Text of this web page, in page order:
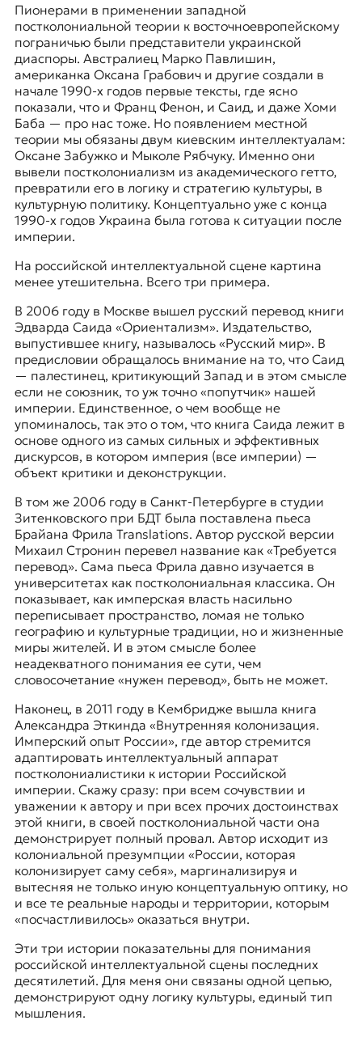
Пионерами в применении западной
постколониальной теории к восточноевропейскому
пограничью были представители украинской
диаспоры. Австралиец Марко Павлишин,
американка Оксана Грабовичи другие создали в
начале 1990-х годов первые тексты, где ясно
показали, что и Франц Фенон, и Саид, и даже Хоми
Баба — про нас тоже. Но появлением местной
теории мы обязаны двум киевским интеллектуалам:
Оксане Забужкои Мыколе Рябчуку. Именно они
вывели постколониализм из академического гетто,
превратили его в логику и стратегию культуры, в
культурную политику. Концептуально уже с конца
1990-х годов Украина была готова к ситуации после
империи.
На российской интеллектуальной сцене картина
менее утешительна. Всего три примера.
В 2006 году в Москве вышел русский перевод книги
Эдварда Саида «Ориентализм». Издательство,
выпустившее книгу, называлось «Русский мир». В
предисловии обращалось внимание на то, что Саид
— палестинец, критикующий Запад и в этом смысле
если не союзник, то уж точно «попутчик» нашей
империи. Единственное, о чем вообще не
упоминалось, так это о том, что книга Саида лежит в
основе одного из самых сильных и эффективных
дискурсов, в котором империя (все империи) —
объект критики и деконструкции.
В том же 2006 году в Санкт-Петербурге в студии
Зитенковского при БДТ была поставлена ​​пьеса
Брайана Фрила Translations. Автор русской версии
Михаил Стронин перевел название как «Требуется
перевод». Сама пьеса Фрила давно изучается в
университетах как постколониальная классика. Он
показывает, как имперская власть насильно
переписывает пространство, ломая не только
географию и культурные традиции, но и жизненные
миры жителей. И в этом смысле более
неадекватного понимания ее сути, чем
словосочетание «нужен перевод», быть не может.
Наконец, в 2011 году в Кембридже вышла книга
Александра Эткинда «Внутренняя колонизация.
Имперский опыт России», где автор стремится
адаптировать интеллектуальный аппарат
постколониалистики к истории Российской
империи. Скажу сразу: при всем сочувствии и
уважении к автору и при всех прочих достоинствах
этой книги, в своей постколониальной части она
демонстрирует полный провал. Автор исходит из
колониальной презумпции «России, которая
колонизирует саму себя», маргинализируя и
вытесняя не только иную концептуальную оптику, но
и все те реальные народы и территории, которым
«посчастливилось» оказаться внутри.
Эти три истории показательны для понимания
российской интеллектуальной сцены последних
десятилетий. Для меня они связаны одной цепью,
демонстрируют одну логику культуры, единый тип
мышления.